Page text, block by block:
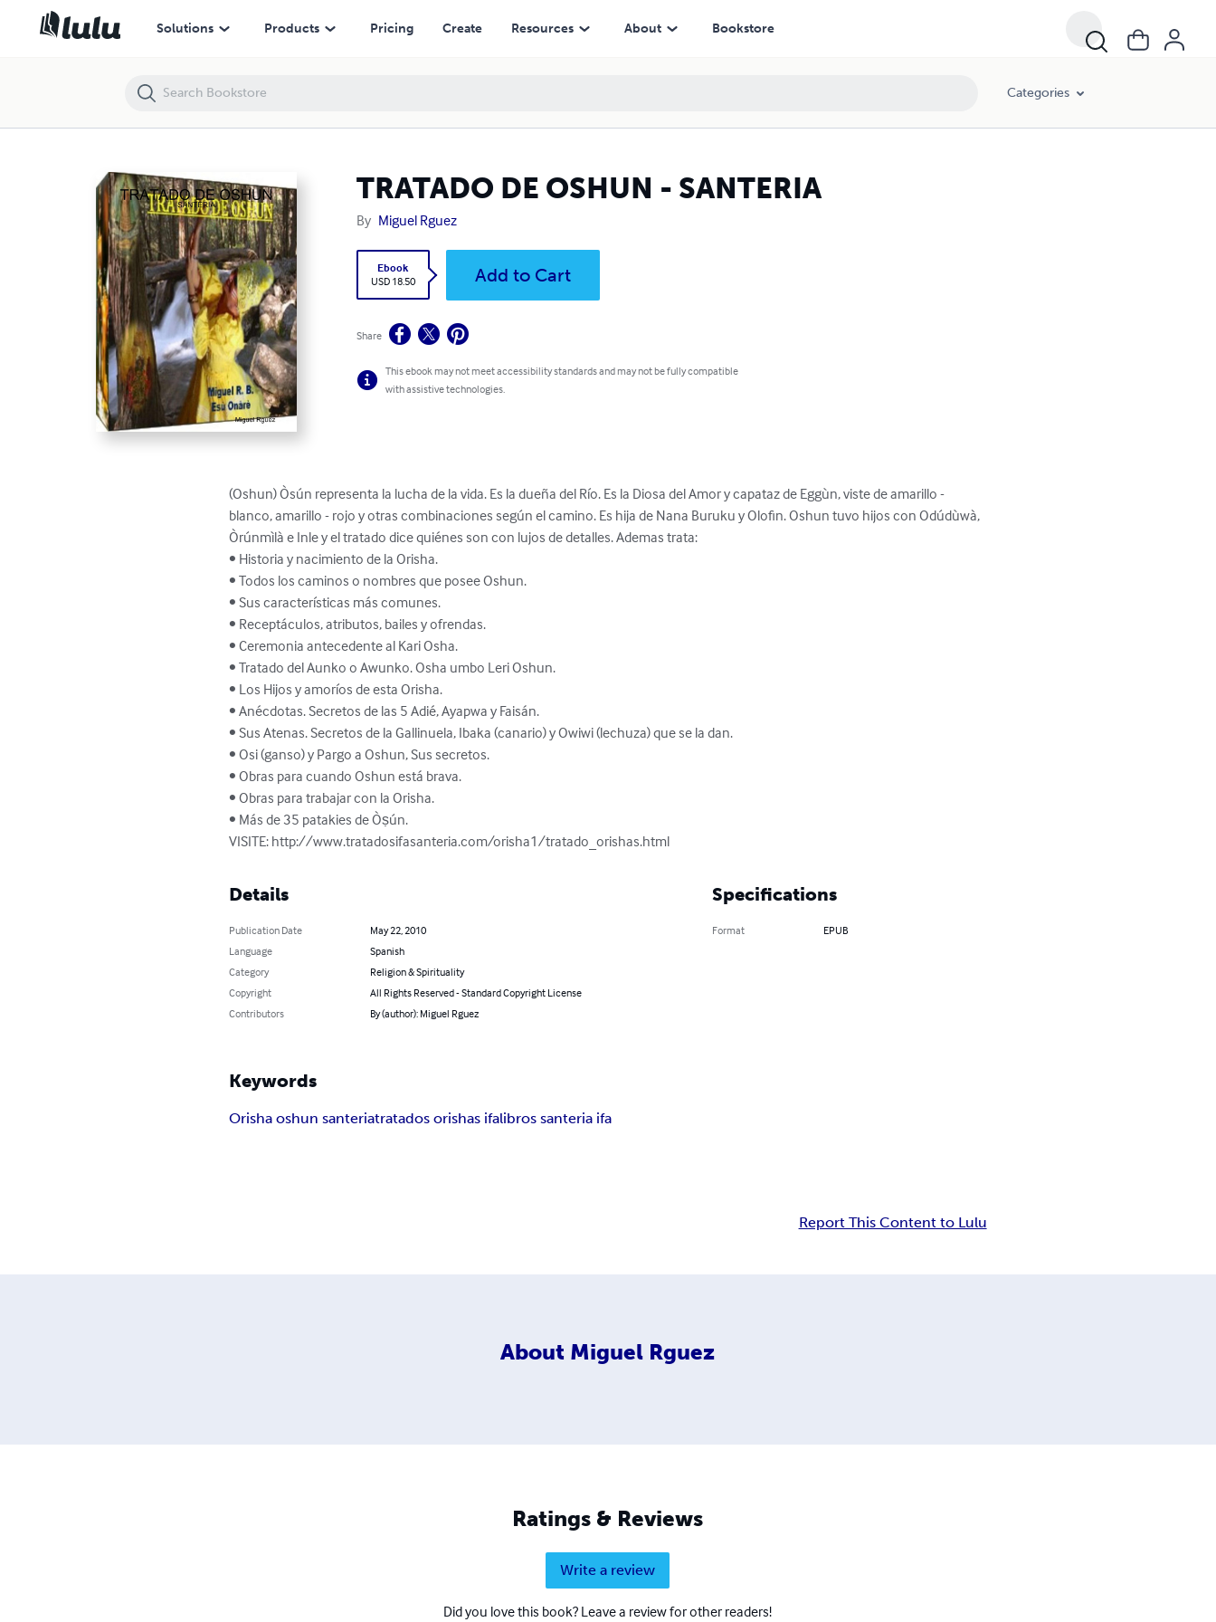
Solutions Products Pricing Create Resources About Bookstore
Categories
TRATADO DE OSHUN - SANTERIA
By Miguel Rguez
Ebook
USD 18.50
Add to Cart
Share
This ebook may not meet accessibility standards and may not be fully compatible
with assistive technologies.
(Oshun) Òsún representa la lucha de la vida. Es la dueña del Río. Es la Diosa del Amor y capataz de Eggùn, viste de amarillo -
blanco, amarillo - rojo y otras combinaciones según el camino. Es hija de Nana Buruku y Olofin. Oshun tuvo hijos con Odúdùwà,
Òrúnmìlà e Inle y el tratado dice quiénes son con lujos de detalles. Ademas trata:
• Historia y nacimiento de la Orisha.
• Todos los caminos o nombres que posee Oshun.
• Sus características más comunes.
• Receptáculos, atributos, bailes y ofrendas.
• Ceremonia antecedente al Kari Osha.
• Tratado del Aunko o Awunko. Osha umbo Leri Oshun.
• Los Hijos y amoríos de esta Orisha.
• Anécdotas. Secretos de las 5 Adié, Ayapwa y Faisán.
• Sus Atenas. Secretos de la Gallinuela, Ibaka (canario) y Owiwi (lechuza) que se la dan.
• Osi (ganso) y Pargo a Oshun, Sus secretos.
• Obras para cuando Oshun está brava.
• Obras para trabajar con la Orisha.
• Más de 35 patakies de Òṣún.
VISITE: http://www.tratadosifasanteria.com/orisha1/tratado_orishas.html
Details
Publication Date
May 22, 2010
Language
Spanish
Category
Religion & Spirituality
Copyright
All Rights Reserved - Standard Copyright License
Contributors
By (author): Miguel Rguez
Specifications
Format EPUB
Keywords
Orisha oshun santeriatratados orishas ifalibros santeria ifa
Report This Content to Lulu
About Miguel Rguez
Ratings & Reviews
Write a review
Did you love this book? Leave a review for other readers!
TRATADO DE OSHUN - SANTERIA